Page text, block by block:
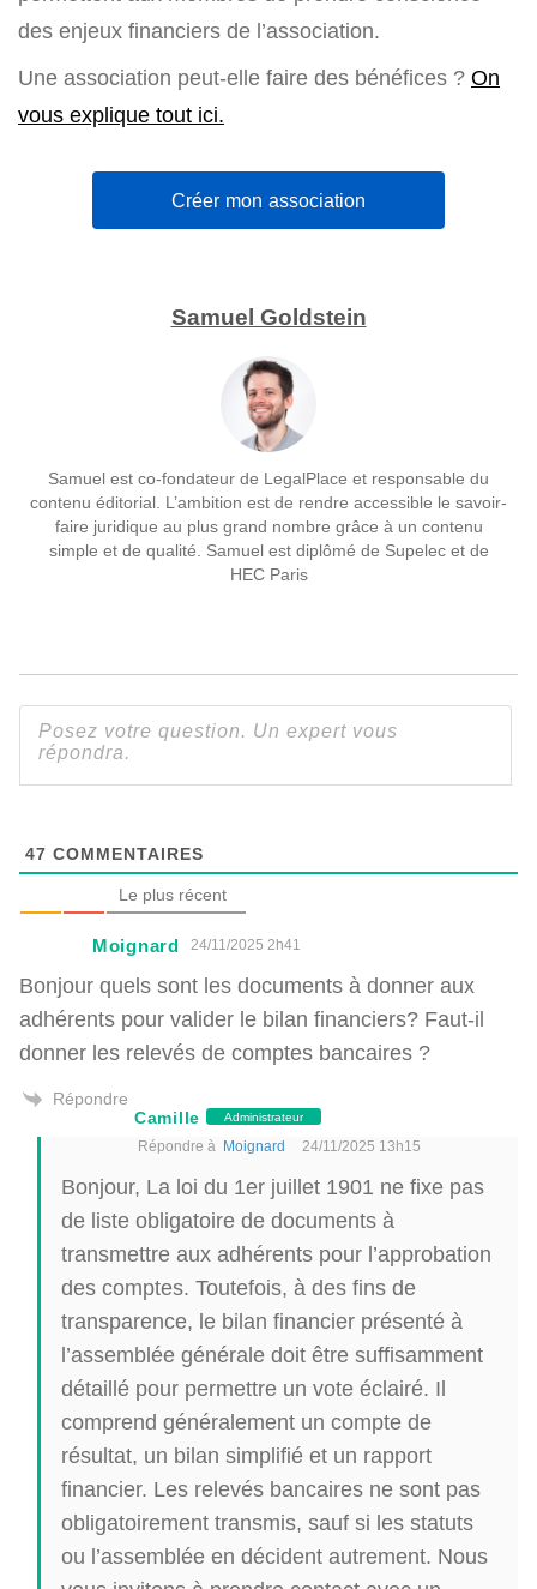
des enjeux financiers de l’association.
Une association peut-elle faire des bénéfices ? On
vous explique tout ici.
Créer mon association
Samuel Goldstein
Samuel est co-fondateur de LegalPlace et responsable du
contenu éditorial. L’ambition est de rendre accessible le savoir-
faire juridique au plus grand nombre grâce à un contenu
simple et de qualité. Samuel est diplômé de Supelec et de
HEC Paris
47 COMMENTAIRES
Le plus récent
Moignard 24/11/2025 2h41
Bonjour quels sont les documents à donner aux
adhérents pour valider le bilan financiers? Faut-il
donner les relevés de comptes bancaires ?
Répondre
Camille
Administrateur
Répondre à Moignard 24/11/2025 13h15
Bonjour, La loi du 1er juillet 1901 ne fixe pas
de liste obligatoire de documents à
transmettre aux adhérents pour l’approbation
des comptes. Toutefois, à des fins de
transparence, le bilan financier présenté à
l’assemblée générale doit être suffisamment
détaillé pour permettre un vote éclairé. Il
comprend généralement un compte de
résultat, un bilan simplifié et un rapport
financier. Les relevés bancaires ne sont pas
obligatoirement transmis, sauf si les statuts
ou l’assemblée en décident autrement. Nous